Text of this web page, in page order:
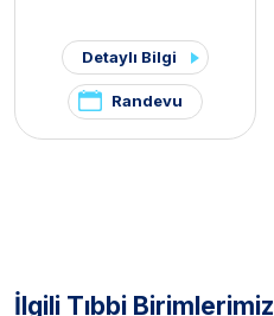
Detaylı Bilgi
Randevu
İlgili Tıbbi Birimlerimiz